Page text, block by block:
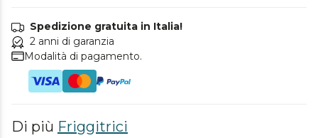
Spedizione gratuita in Italia!
2 anni di garanzia
Modalità di pagamento.
Di più Friggitrici